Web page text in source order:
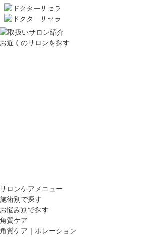
お近くのサロンを探す
サロンケアメニュー
施術別で探す
お悩み別で探す
角質ケア
角質ケア｜ポレーション